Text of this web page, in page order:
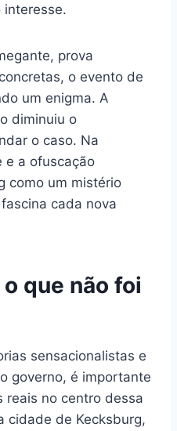
interesse.
prova
o evento de
um enigma. A
diminuiu o
o caso. Na
e a ofuscação
como um mistério
cada nova
que não foi
sensacionalistas e
governo, é importante
reais no centro dessa
cidade de Kecksburg,